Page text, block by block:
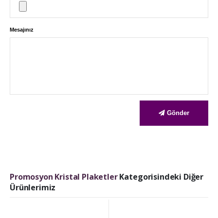
Mesajınız
Gönder
Promosyon Kristal PlaketlerKategorisindeki Diğer
Ürünlerimiz